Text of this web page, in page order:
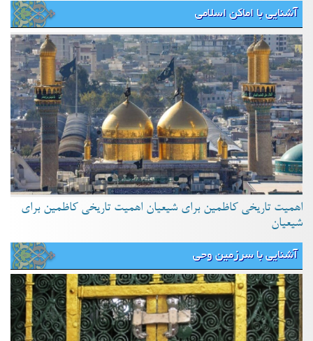
آشنایی با اماکن اسلامی
اهمیت تاریخی کاظمین برای شیعیان اهمیت تاریخی کاظمین برای
شیعیان
آشنایی با سرزمین وحی